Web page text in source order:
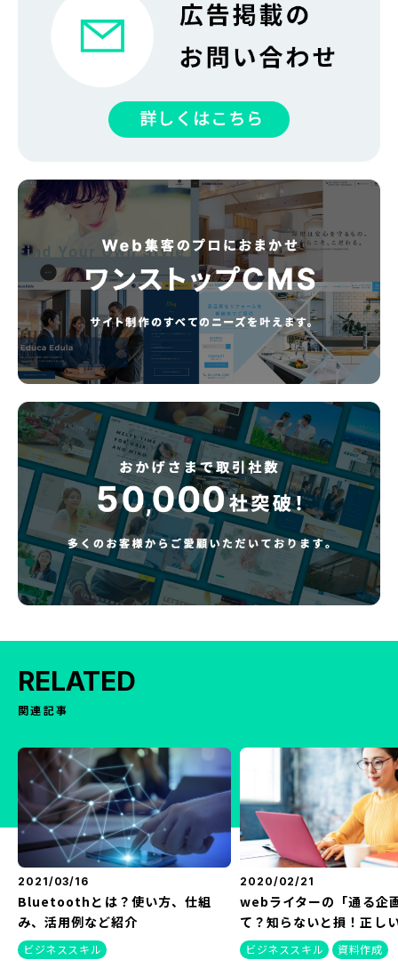
RELATED
関連記事
2021/03/16
Bluetoothとは？使い方、仕組
み、活用例など紹介
ビジネススキル
2020/02/21
webライターの「通る企
て？知らないと損！正し
ビジネススキル
資料作成